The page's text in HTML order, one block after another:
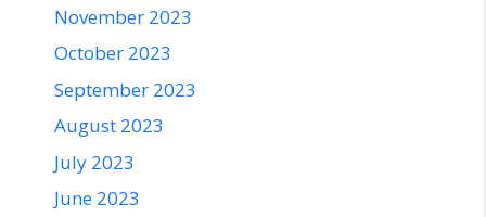
November 2023
October 2023
September 2023
August 2023
July 2023
June 2023